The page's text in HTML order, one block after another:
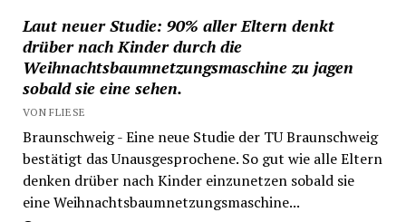
Laut neuer Studie: 90% aller Eltern denkt
drüber nach Kinder durch die
Weihnachtsbaumnetzungsmaschine zu jagen
sobald sie eine sehen.
VON FLIESE
Braunschweig - Eine neue Studie der TU Braunschweig
bestätigt das Unausgesprochene. So gut wie alle Eltern
denken drüber nach Kinder einzunetzen sobald sie
eine Weihnachtsbaumnetzungsmaschine...